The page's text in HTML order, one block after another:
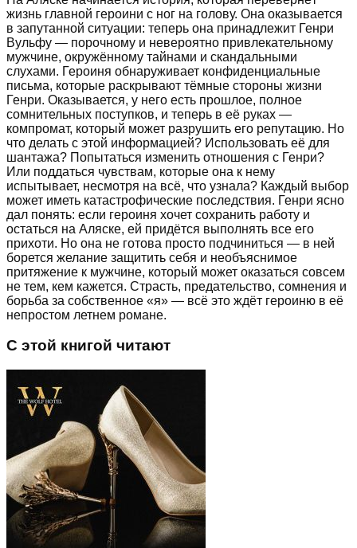
жизнь главной героини с ног на голову. Она оказывается
в запутанной ситуации: теперь она принадлежит Генри
Вульфу — порочному и невероятно привлекательному
мужчине, окружённому тайнами и скандальными
слухами. Героиня обнаруживает конфиденциальные
письма, которые раскрывают тёмные стороны жизни
Генри. Оказывается, у него есть прошлое, полное
сомнительных поступков, и теперь в её руках —
компромат, который может разрушить его репутацию. Но
что делать с этой информацией? Использовать её для
шантажа? Попытаться изменить отношения с Генри?
Или поддаться чувствам, которые она к нему
испытывает, несмотря на всё, что узнала? Каждый выбор
может иметь катастрофические последствия. Генри ясно
дал понять: если героиня хочет сохранить работу и
остаться на Аляске, ей придётся выполнять все его
прихоти. Но она не готова просто подчиниться — в ней
борется желание защитить себя и необъяснимое
притяжение к мужчине, который может оказаться совсем
не тем, кем кажется. Страсть, предательство, сомнения и
борьба за собственное «я» — всё это ждёт героиню в её
непростом летнем романе.
С этой книгой читают